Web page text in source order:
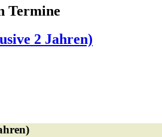
Termine
2 Jahren)